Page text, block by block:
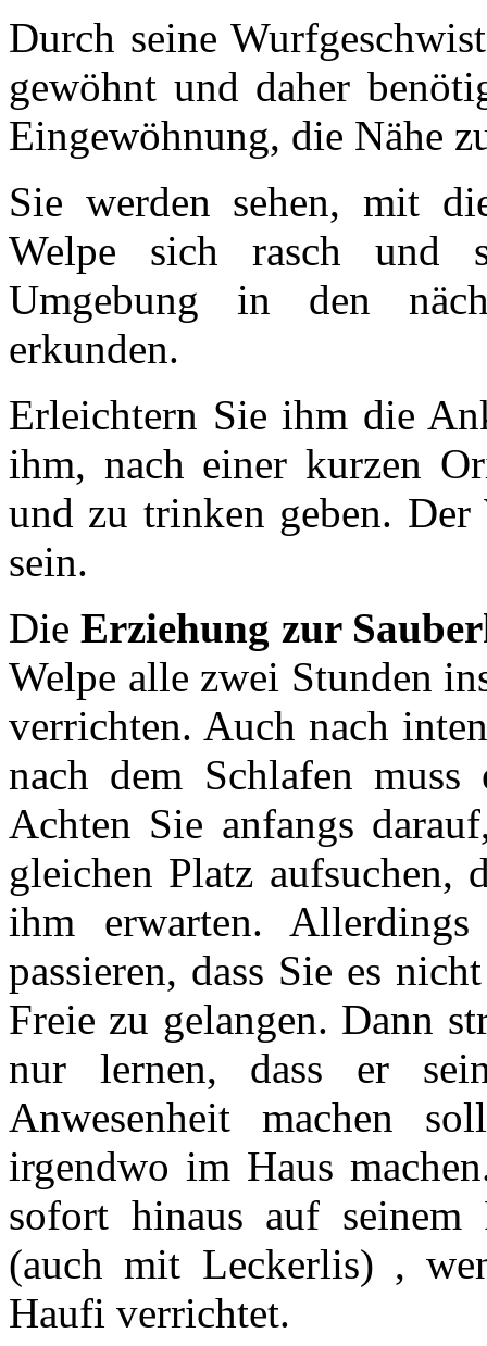
Durch seine
gewöhnt und daher
Eingewöhnung, die Nähe
Sie werden sehen, mit
Welpe sich rasch und
Umgebung in den
erkunden.
Erleichtern Sie ihm die
ihm, nach einer kurzen
und zu trinken geben.
sein.
DieErziehung zur
Welpe alle zwei Stunden
verrichten. Auch nach
nach dem Schlafen
Achten Sie anfangs
gleichen Platz aufsuchen,
ihm erwarten.
passieren, dass Sie es
Freie zu gelangen. Dann
nur lernen, dass er
Anwesenheit machen
irgendwo im Haus
sofort hinaus auf
(auch mit Leckerlis) ,
Haufi verrichtet.